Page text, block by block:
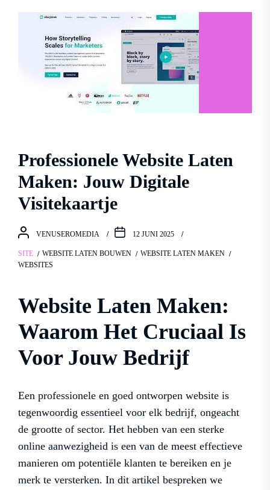
Professionele Website Laten
Maken: Jouw Digitale
Visitekaartje
VENUSEROMEDIA 12 JUNI 2025
SITE WEBSITE LATEN BOUWEN
WEBSITE LATEN MAKEN
WEBSITES
Website Laten Maken:
Waarom Het Cruciaal Is
Voor Jouw Bedrijf
Een professionele en goed ontworpen website is
tegenwoordig essentieel voor elk bedrijf, ongeacht
de grootte of sector. Het hebben van een sterke
online aanwezigheid is een van de meest effectieve
manieren om potentiële klanten te bereiken en je
merk te versterken. In dit artikel bespreken we